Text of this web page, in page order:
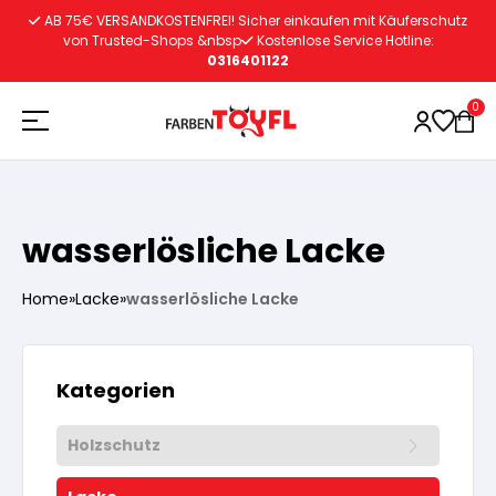
Vorbereitung
Lösemittelhältige Grundierung
Lacke
Wasserlösliche Grundierung
Vorbereitung
Innenfarben
AB 75€ VERSANDKOSTENFREI! Sicher einkaufen mit Käuferschutz
von Trusted-Shops &nbsp
Kostenlose Service Hotline:
0316401122
0
wasserlösliche Lacke
Home»Lacke»wasserlösliche Lacke
Kategorien
Holzschutz